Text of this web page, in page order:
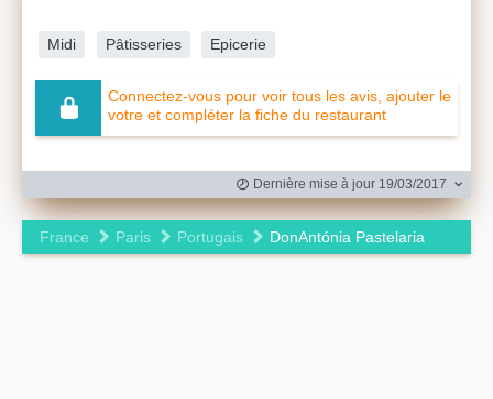
Midi Pâtisseries Epicerie
Connectez-vous pour voir tous les avis, ajouter le
votre et compléter la fiche du restaurant
Dernière mise à jour 19/03/2017
France Paris Portugais DonAntónia Pastelaria